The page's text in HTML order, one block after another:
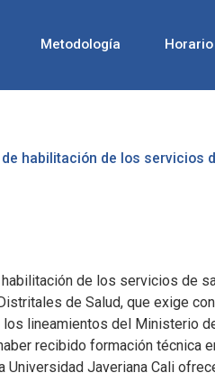
Metodología Horario
habilitación de los servicios
de los servicios de
de Salud, que exige
lineamientos del Ministerio
recibido formación técnica
Universidad Javeriana Cali